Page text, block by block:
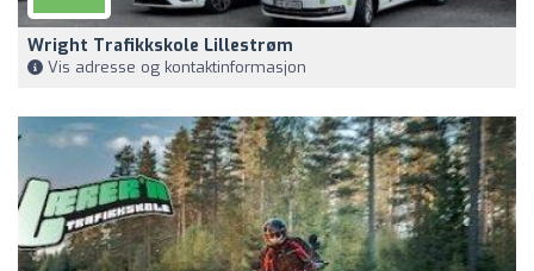
Wright Trafikkskole Lillestrøm
Vis adresse og kontaktinformasjon